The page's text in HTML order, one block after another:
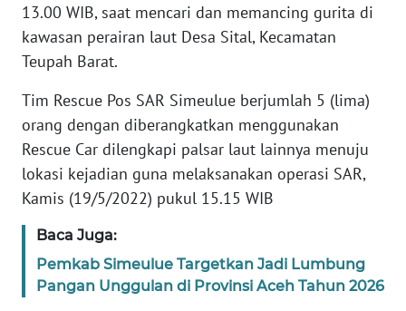
13.00 WIB, saat mencari dan memancing gurita di
kawasan perairan laut Desa Sital, Kecamatan
Teupah Barat.
Tim Rescue Pos SAR Simeulue berjumlah 5 (lima)
orang dengan diberangkatkan menggunakan
Rescue Car dilengkapi palsar laut lainnya menuju
lokasi kejadian guna melaksanakan operasi SAR,
Kamis (19/5/2022) pukul 15.15 WIB
Baca Juga:
Pemkab Simeulue Targetkan Jadi Lumbung
Pangan Unggulan di Provinsi Aceh Tahun 2026
WN
NTT
KEPRI
WN
PAPUA
PAPUA
BARAT